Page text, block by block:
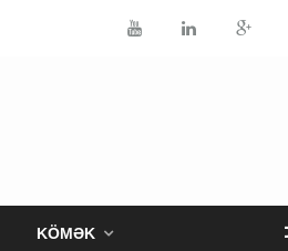
KÖMƏK